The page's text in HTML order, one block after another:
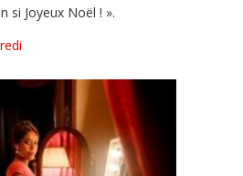
si Joyeux Noël ! ».